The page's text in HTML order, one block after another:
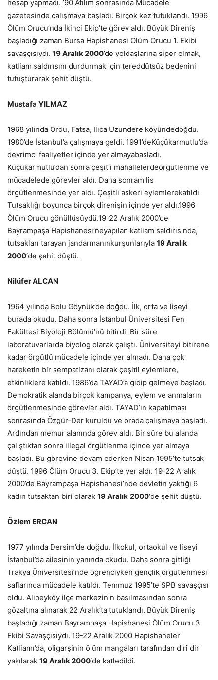
hesap yapmadı. ’90 Atılım sonrasında Mücadele
gazetesinde çalışmaya başladı. Birçok kez tutuklandı. 1996
Ölüm Orucu’nda İkinci Ekip’te görev aldı. Büyük Direniş
başladığı zaman Bursa Hapishanesi Ölüm Orucu 1. Ekibi
savaşçısıydı. 19 Aralık 2000’de yoldaşlarına siper olmak,
katliam saldırısını durdurmak için tereddütsüz bedenini
tutuşturarak şehit düştü.
Mustafa YILMAZ
1968 yılında Ordu, Fatsa, Ilıca Uzundere köyündedoğdu.
1980’de İstanbul’a çalışmaya geldi. 1991’deKüçükarmutlu’da
devrimci faaliyetler içinde yer almayabaşladı.
Küçükarmutlu’dan sonra çeşitli mahallelerdeörgütlenme ve
mücadelede görevler aldı. Daha sonramilis
örgütlenmesinde yer aldı. Çeşitli askeri eylemlerekatıldı.
Tutsaklığı boyunca birçok direnişin içinde yer aldı.1996
Ölüm Orucu gönüllüsüydü.19-22 Aralık 2000’de
Bayrampaşa Hapishanesi’neyapılan katliam saldırısında,
tutsakları tarayan jandarmanınkurşunlarıyla 19 Aralık
2000‘de şehit düştü.
Nilüfer ALCAN
1964 yılında Bolu Göynük’de doğdu. İlk, orta ve liseyi
burada okudu. Daha sonra İstanbul Üniversitesi Fen
Fakültesi Biyoloji Bölümü’nü bitirdi. Bir süre
laboratuvarlarda biyolog olarak çalıştı. Üniversiteyi bitirene
kadar örgütlü mücadele içinde yer almadı. Daha çok
hareketin bir sempatizanı olarak çeşitli eylemlere,
etkinliklere katıldı. 1986’da TAYAD’a gidip gelmeye başladı.
Demokratik alanda birçok kampanya, eylem ve anmaların
örgütlenmesinde görevler aldı. TAYAD’ın kapatılması
sonrasında Özgür-Der kuruldu ve orada çalışmaya başladı.
Ardından memur alanında görev aldı. Bir süre bu alanda
çalıştıktan sonra illegal örgütlenme içinde yer almaya
başladı. Bu görevine devam ederken Nisan 1995’te tutsak
düştü. 1996 Ölüm Orucu 3. Ekip’te yer aldı. 19-22 Aralık
2000’de Bayrampaşa Hapishanesi’nde devletin yaktığı 6
kadın tutsaktan biri olarak 19 Aralık 2000‘de şehit düştü.
Özlem ERCAN
1977 yılında Dersim’de doğdu. İlkokul, ortaokul ve liseyi
İstanbul’da ailesinin yanında okudu. Daha sonra gittiği
Trakya Üniversitesi’nde öğrenciyken gençlik örgütlenmesi
saflarında mücadele katıldı. Temmuz 1995’te SPB savaşçısı
oldu. Alibeyköy ilçe merkezinin basılmasından sonra
gözaltına alınarak 22 Aralık’ta tutuklandı. Büyük Direniş
başladığı zaman Bayrampaşa Hapishanesi Ölüm Orucu 3.
Ekibi Savaşçısıydı. 19-22 Aralık 2000 Hapishaneler
Katliamı’da, oligarşinin ölüm mangaları tarafından diri diri
yakılarak 19 Aralık 2000‘de katledildi.